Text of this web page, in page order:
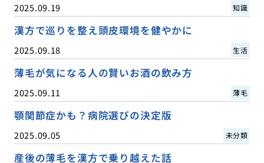
2025.09.19 知識
漢方で巡りを整え頭皮環境を健やかに
2025.09.18 生活
薄毛が気になる人の賢いお酒の飲み方
2025.09.11 薄毛
顎関節症かも？病院選びの決定版
2025.09.05 未分類
産後の薄毛を漢方で乗り越えた話